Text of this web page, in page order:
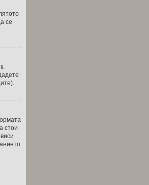
се
стои